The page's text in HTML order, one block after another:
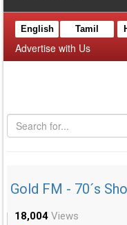
English Tamil
Advertise with Us
Gold FM - 70´s
18,004 Views